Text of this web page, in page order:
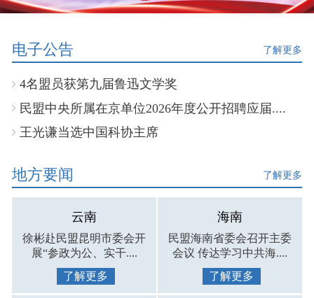
电子公告 了解更多
4名盟员获第九届鲁迅文学奖
民盟中央所属在京单位2026年度公开招聘应届....
王光谦当选中国科协主席
地方要闻 了解更多
云南
徐彬赴民盟昆明市委会开
展“参政为公、实干....
了解更多
海南
民盟海南省委会召开主委
会议 传达学习中共海....
了解更多